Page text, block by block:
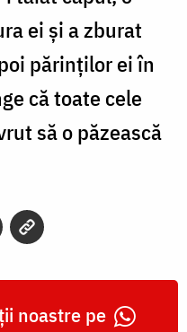
ei și a zburat
părinților ei în
că toate cele
să o păzească
noastre pe